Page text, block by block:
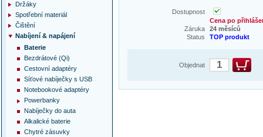
Dostupnost
Cena po
Záruka
24 měsíců
Status
TOP produkt
Objednat
Držáky
Spotřební materiál
Čištění
Nabíjení & napájení
Baterie
Bezdrátové (Qi)
Cestovní adaptéry
Síťové nabíječky s USB
Notebookové adaptéry
Powerbanky
Nabíječky do auta
Alkalické baterie
Chytré zásuvky